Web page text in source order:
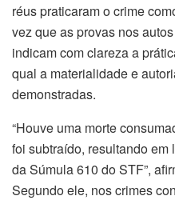
réus praticaram o crime
vez que as provas nos
indicam com clareza a
qual a materialidade e
demonstradas.
“Houve uma morte
foi subtraído, resultando
da Súmula 610 do STF”,
Segundo ele, nos crimes